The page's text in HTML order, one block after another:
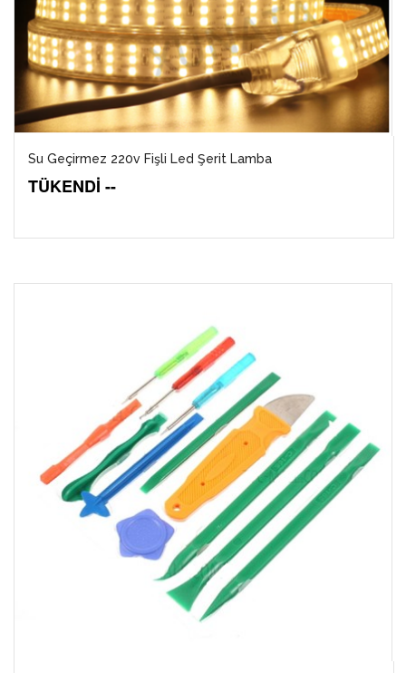
Su Geçirmez 220v Fişli Led Şerit Lamba
TÜKENDİ --